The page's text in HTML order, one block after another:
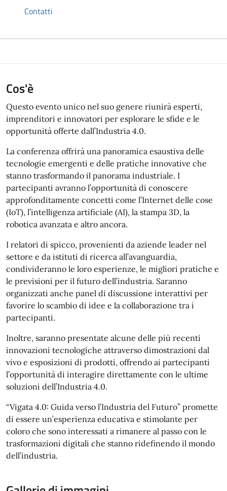
Contatti
Cos'è
Questo evento unico nel suo genere riunirà esperti,
imprenditori e innovatori per esplorare le sfide e le
opportunità offerte dall’Industria 4.0.
La conferenza offrirà una panoramica esaustiva delle
tecnologie emergenti e delle pratiche innovative che
stanno trasformando il panorama industriale. I
partecipanti avranno l’opportunità di conoscere
approfonditamente concetti come l’Internet delle cose
(IoT), l’intelligenza artificiale (AI), la stampa 3D, la
robotica avanzata e altro ancora.
I relatori di spicco, provenienti da aziende leader nel
settore e da istituti di ricerca all’avanguardia,
condivideranno le loro esperienze, le migliori pratiche e
le previsioni per il futuro dell’industria. Saranno
organizzati anche panel di discussione interattivi per
favorire lo scambio di idee e la collaborazione tra i
partecipanti.
Inoltre, saranno presentate alcune delle più recenti
innovazioni tecnologiche attraverso dimostrazioni dal
vivo e esposizioni di prodotti, offrendo ai partecipanti
l’opportunità di interagire direttamente con le ultime
soluzioni dell’Industria 4.0.
“Vigata 4.0: Guida verso l’Industria del Futuro” promette
di essere un’esperienza educativa e stimolante per
coloro che sono interessati a rimanere al passo con le
trasformazioni digitali che stanno ridefinendo il mondo
dell’industria.